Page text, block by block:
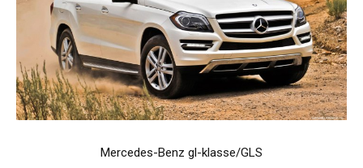
Mercedes-Benz gl-klasse/GLS